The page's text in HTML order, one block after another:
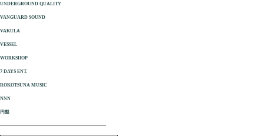
UNDERGROUND QUALITY
VANGUARD SOUND
VAKULA
VESSEL
WORKSHOP
7 DAYS ENT.
ROKOTSUNA MUSIC
NNN
円盤